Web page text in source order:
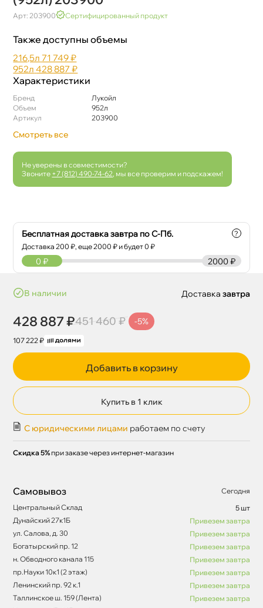
Арт: 203900 Сертифицированный продукт
Также доступны объемы
216,5л 71 749 ₽
952л 428 887 ₽
Характеристики
Бренд
Лукойл
Объем
952л
Артикул
203900
Смотреть все
Не уверены в совместимости?
Звоните +7 (812) 490-74-62 , мы все проверим и подскажем!
Бесплатная доставка завтра по С-Пб.
Доставка200 ₽, еще2000 ₽ и будет 0 ₽
?
2000 ₽
0 ₽
наличии
428 887 ₽451 460 ₽ -5%
107 222 ₽
Доставка завтра
Добавить в корзину
Купить в 1 клик
С юридическими лицами работаем по счету
Скидка 5% при заказе через интернет-магазин
Самовывоз
Сегодня
Центральный Склад
5 шт
Дунайский 27к1Б
Привезем завтра
ул. Салова, д. 30
Привезем завтра
Богатырский пр. 12
Привезем завтра
н. Обводного канала 115
Привезем завтра
пр.Науки 10к1 (2 этаж)
Привезем завтра
Ленинский пр. 92 к.1
Привезем завтра
Таллинское ш. 159 (Лента)
Привезем завтра